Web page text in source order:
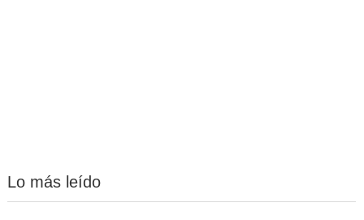
Lo más leído